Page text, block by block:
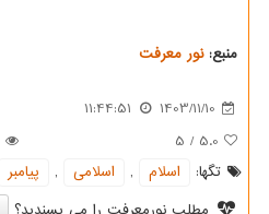
منبع:نور معرفت
1403/11/10
11:44:51
5.0
/
5
تگها:
اسلام , اسلامی , پیامبر
مطلب نورمعرفت را می پسندید؟